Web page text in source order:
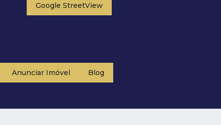
Google StreetView
Anunciar Imóvel Blog